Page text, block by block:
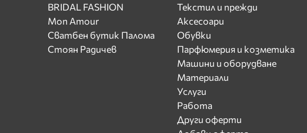
BRIDAL FASHION
Mon Amour
Сватбен бутик Палома
Стоян Радичев
Текстил и прежди
Аксесоари
Обувки
Парфюмерия и козметика
Машини и оборудване
Материали
Услуги
Работа
Други оферти